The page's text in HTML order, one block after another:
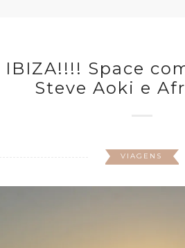
Space
Steve Aoki e
VIAGENS